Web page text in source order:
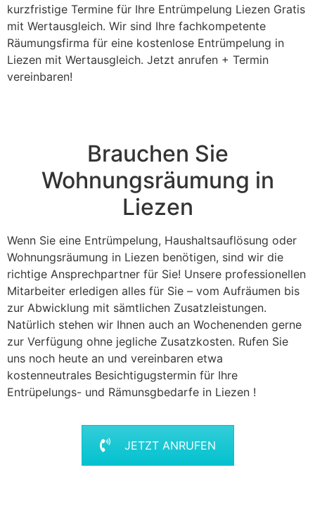
kurzfristige Termine für Ihre Entrümpelung Liezen Gratis
mit Wertausgleich. Wir sind Ihre fachkompetente
Räumungsfirma für eine kostenlose Entrümpelung in
Liezen mit Wertausgleich. Jetzt anrufen + Termin
vereinbaren!
Brauchen Sie
Wohnungsräumung in
Liezen
Wenn Sie eine Entrümpelung, Haushaltsauflösung oder
Wohnungsräumung in Liezen benötigen, sind wir die
richtige Ansprechpartner für Sie! Unsere professionellen
Mitarbeiter erledigen alles für Sie – vom Aufräumen bis
zur Abwicklung mit sämtlichen Zusatzleistungen.
Natürlich stehen wir Ihnen auch an Wochenenden gerne
zur Verfügung ohne jegliche Zusatzkosten. Rufen Sie
uns noch heute an und vereinbaren etwa
kostenneutrales Besichtigugstermin für Ihre
Entrüpelungs- und Rämunsgbedarfe in Liezen !
JETZT ANRUFEN